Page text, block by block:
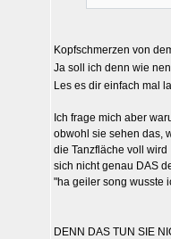
Kopfschmerzen von
Ja soll ich denn wie
Les es dir einfach mal
Ich frage mich aber
obwohl sie sehen das,
die Tanzfläche voll wird
sich nicht genau DAS
"ha geiler song wusste
DENN DAS TUN SIE